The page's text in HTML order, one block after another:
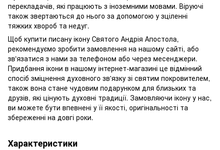
перекладачів, які працюють з іноземними мовами. Віруючі
також звертаються до нього за допомогою у зціленні
тяжких хвороб та недуг.
Щоб купити писану ікону Святого Андрія Апостола,
рекомендуємо зробити замовлення на нашому сайті, або
зв'язатися з нами за телефоном або через месенджери.
Придбання ікони в нашому інтернет-магазині це відмінний
спосіб зміцнення духовного зв'язку зі святим покровителем,
також вона стане чудовим подарунком для близьких та
друзів, які цінують духовні традиції. Замовляючи ікону у нас,
ви можете бути впевнені у її якості, оригінальності та
збереженні на довгі роки.
Характеристики